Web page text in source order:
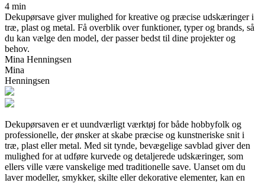
4 min
Dekupørsave giver mulighed for kreative og præcise udskæringer i
træ, plast og metal. Få overblik over funktioner, typer og brands, så
du kan vælge den model, der passer bedst til dine projekter og
behov.
Mina Henningsen
Mina
Henningsen
Dekupørsaven er et uundværligt værktøj for både hobbyfolk og
professionelle, der ønsker at skabe præcise og kunstneriske snit i
træ, plast eller metal. Med sit tynde, bevægelige savblad giver den
mulighed for at udføre kurvede og detaljerede udskæringer, som
ellers ville være vanskelige med traditionelle save. Uanset om du
laver modeller, smykker, skilte eller dekorative elementer, kan en